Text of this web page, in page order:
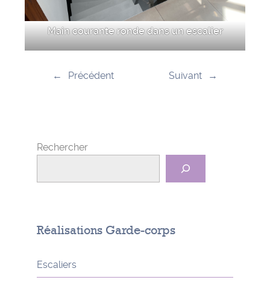
Main courante ronde dans un escalier
← Précédent Suivant →
Rechercher
Réalisations Garde-corps
Escaliers